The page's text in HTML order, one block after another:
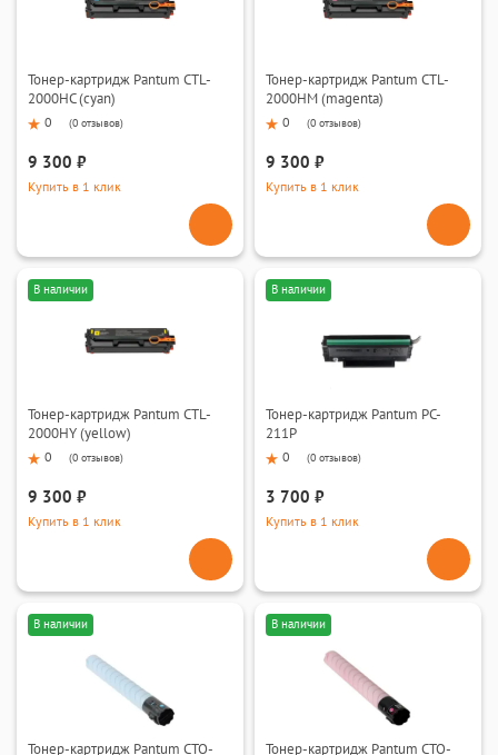
Тонер-картридж Pantum CTL-
2000HC (cyan)
0 (0 отзывов)
9 300 ₽
Купить в 1 клик
Тонер-картридж Pantum CTL-
2000HM (magenta)
0 (0 отзывов)
9 300 ₽
Купить в 1 клик
В наличии
Тонер-картридж Pantum CTL-
2000HY (yellow)
0 (0 отзывов)
9 300 ₽
Купить в 1 клик
В наличии
Тонер-картридж Pantum PC-
211P
0 (0 отзывов)
3 700 ₽
Купить в 1 клик
В наличии
Тонер-картридж Pantum CTO-
В наличии
Тонер-картридж Pantum CTO-